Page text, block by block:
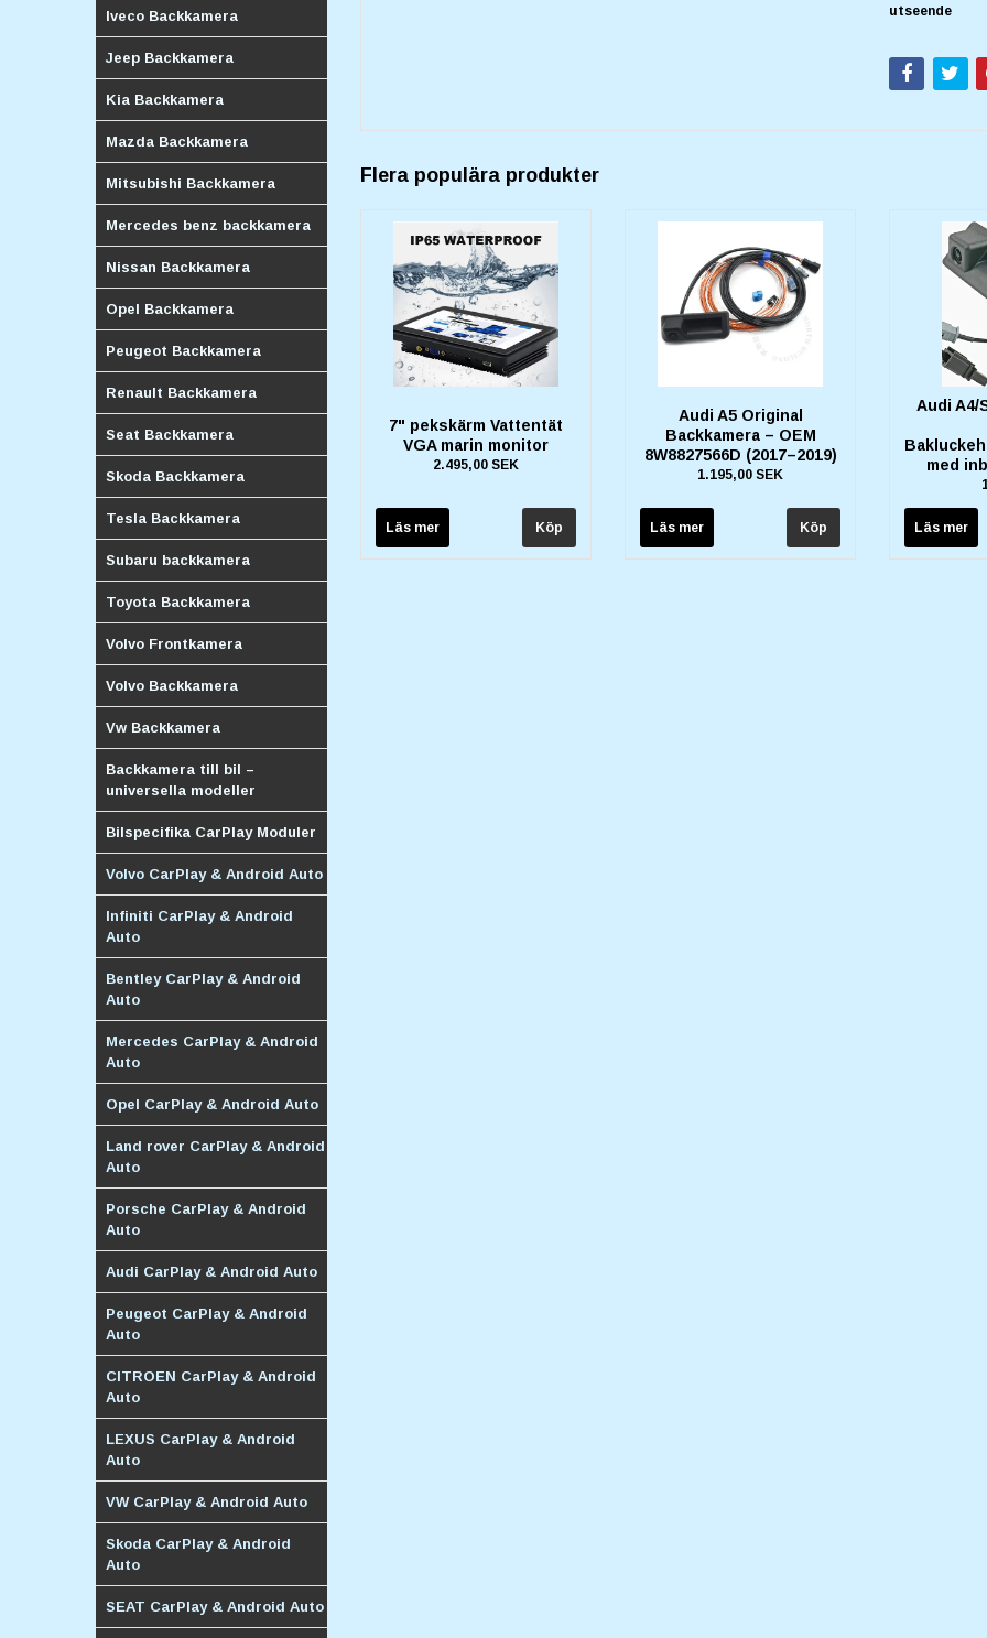
Iveco Backkamera
Jeep Backkamera
Kia Backkamera
Mazda Backkamera
Mitsubishi Backkamera
Mercedes benz backkamera
Nissan Backkamera
Opel Backkamera
Peugeot Backkamera
Renault Backkamera
Seat Backkamera
Skoda Backkamera
Tesla Backkamera
Subaru backkamera
Toyota Backkamera
Volvo Frontkamera
Volvo Backkamera
Vw Backkamera
Backkamera till bil –
universella modeller
Bilspecifika CarPlay Moduler
Volvo CarPlay & Android Auto
Infiniti CarPlay & Android
Auto
Bentley CarPlay & Android
Auto
Mercedes CarPlay & Android
Auto
Opel CarPlay & Android Auto
Land rover CarPlay & Android
Auto
Porsche CarPlay & Android
Auto
Audi CarPlay & Android Auto
Peugeot CarPlay & Android
Auto
CITROEN CarPlay & Android
Auto
LEXUS CarPlay & Android
Auto
VW CarPlay & Android Auto
Skoda CarPlay & Android
Auto
SEAT CarPlay & Android Auto
utseende
Flera populära produkter
7" pekskärm Vattentät
VGA marin monitor
2.495,00 SEK
Läs mer
Audi A5 Original
Backkamera – OEM
8W8827566D (2017–2019)
1.195,00 SEK
Läs mer
Audi A4/
med
Läs mer